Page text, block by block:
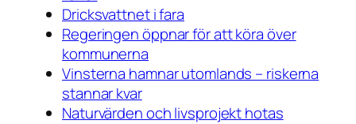
Dricksvattnet i fara
Regeringen öppnar för att köra över
kommunerna
Vinsterna hamnar utomlands – riskerna
stannar kvar
Naturvärden och livsprojekt hotas